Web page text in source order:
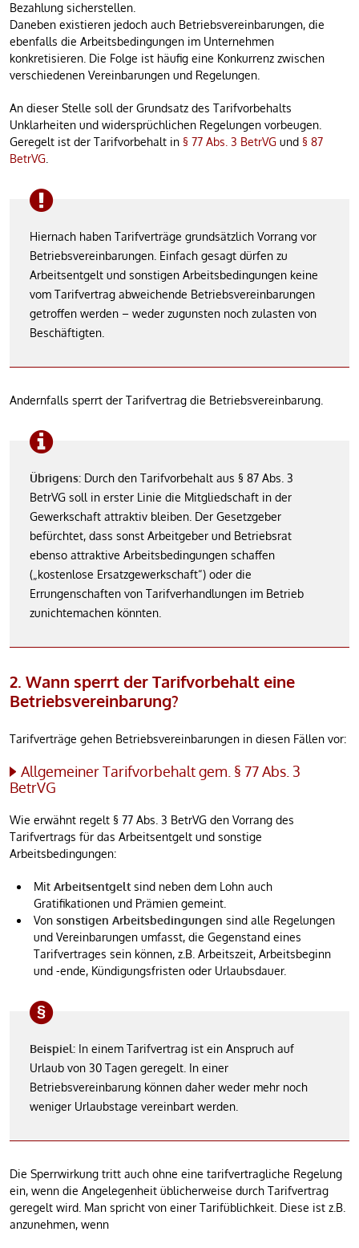
Bezahlung sicherstellen.
Daneben existieren jedoch auch Betriebsvereinbarungen, die
ebenfalls die Arbeitsbedingungen im Unternehmen
konkretisieren. Die Folge ist häufig eine Konkurrenz zwischen
verschiedenen Vereinbarungen und Regelungen.
An dieser Stelle soll der Grundsatz des Tarifvorbehalts
Unklarheiten und widersprüchlichen Regelungen vorbeugen.
Geregelt ist der Tarifvorbehalt in § 77 Abs. 3 BetrVG und § 87
BetrVG
Hiernach haben Tarifverträge grundsätzlich Vorrang vor
Betriebsvereinbarungen. Einfach gesagt dürfen zu
Arbeitsentgelt und sonstigen Arbeitsbedingungen keine
vom Tarifvertrag abweichende Betriebsvereinbarungen
getroffen werden – weder zugunsten noch zulasten von
Beschäftigten.
Andernfalls sperrt der Tarifvertrag die Betriebsvereinbarung.
Übrigens: Durch den Tarifvorbehalt aus § 87 Abs. 3
BetrVG soll in erster Linie die Mitgliedschaft in der
Gewerkschaft attraktiv bleiben. Der Gesetzgeber
befürchtet, dass sonst Arbeitgeber und Betriebsrat
ebenso attraktive Arbeitsbedingungen schaffen
(„kostenlose Ersatzgewerkschaft“) oder die
Errungenschaften von Tarifverhandlungen im Betrieb
zunichtemachen könnten.
2. Wann sperrt der Tarifvorbehalt eine
Betriebsvereinbarung?
Tarifverträge gehen Betriebsvereinbarungen in diesen Fällen vor:
Allgemeiner Tarifvorbehalt gem. § 77 Abs. 3
BetrVG
Wie erwähnt regelt § 77 Abs. 3 BetrVG den Vorrang des
Tarifvertrags für das Arbeitsentgelt und sonstige
Arbeitsbedingungen:
Mit Arbeitsentgelt sind neben dem Lohn auch
Gratifikationen und Prämien gemeint.
Von sonstigen Arbeitsbedingungen sind alle Regelungen
und Vereinbarungen umfasst, die Gegenstand eines
Tarifvertrages sein können, z.B. Arbeitszeit, Arbeitsbeginn
und -ende, Kündigungsfristen oder Urlaubsdauer.
Beispiel: In einem Tarifvertrag ist ein Anspruch auf
Urlaub von 30 Tagen geregelt. In einer
Betriebsvereinbarung können daher weder mehr noch
weniger Urlaubstage vereinbart werden.
Die Sperrwirkung tritt auch ohne eine tarifvertragliche Regelung
ein, wenn die Angelegenheit üblicherweise durch Tarifvertrag
geregelt wird. Man spricht von einer Tarifüblichkeit. Diese ist z.B.
anzunehmen, wenn